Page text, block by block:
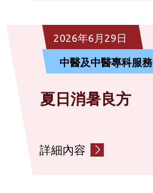
2026年6月29日
中醫及中醫專科服務
夏日消暑良方
詳細內容